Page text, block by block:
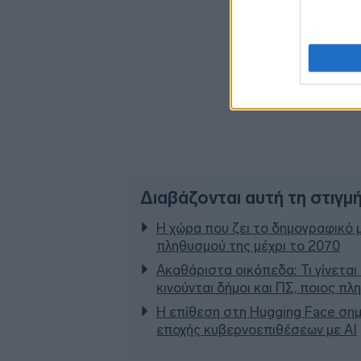
Διαβάζονται αυτή τη στιγμή
Η χώρα που ζει το δημογραφικό
πληθυσμού της μέχρι το 2070
Ακαθάριστα οικόπεδα: Τι
κινούνται δήμοι και ΠΣ, ποιος
Η επίθεση στη Hugging Face
εποχής κυβερνοεπιθέσεων με AI